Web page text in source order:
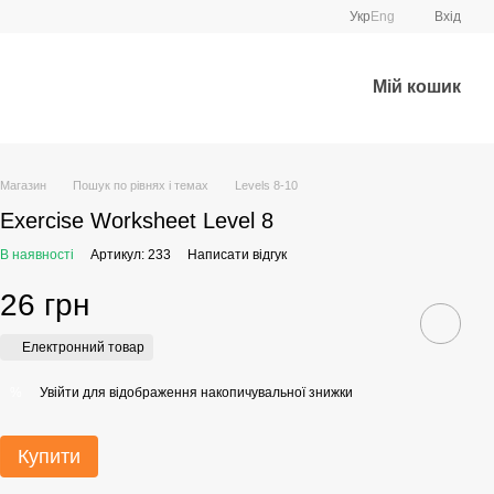
Укр Eng Вхід
Мій кошик
Магазин Пошук по рівнях і темах Levels 8-10
Exercise Worksheet Level 8
В наявності Артикул: 233 Написати відгук
26 грн
Електронний товар
Увійти для відображення накопичувальної знижки
Купити